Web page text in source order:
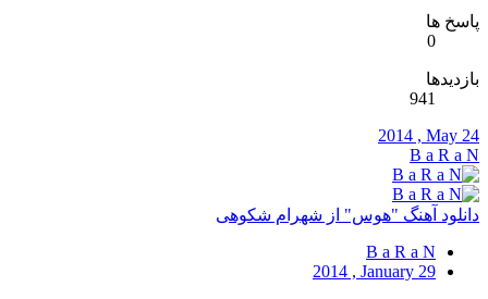
پاسخ ها
0
بازدیدها
941
2014 , May 24
B a R a N
دانلود آهنگ "هوس" از شهرام شکوهی
B a R a N
2014 , January 29